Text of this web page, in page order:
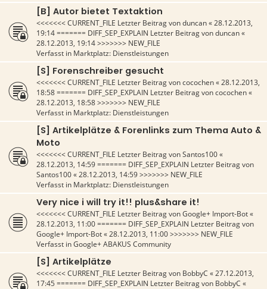
[B] Autor bietet Textaktion
<<<<<<< CURRENT_FILE Letzter Beitrag vonduncan«28.12.2013,
19:14======= DIFF_SEP_EXPLAIN Letzter Beitrag vonduncan«
28.12.2013, 19:14>>>>>>> NEW_FILE
Verfasst in Marktplatz: Dienstleistungen
[S] Forenschreiber gesucht
<<<<<<< CURRENT_FILE Letzter Beitrag voncocochen«28.12.2013,
18:58======= DIFF_SEP_EXPLAIN Letzter Beitrag voncocochen«
28.12.2013, 18:58>>>>>>> NEW_FILE
Verfasst in Marktplatz: Dienstleistungen
[S] Artikelplätze & Forenlinks zum Thema Auto &
Moto
<<<<<<< CURRENT_FILE Letzter Beitrag vonSantos100«
28.12.2013, 14:59======= DIFF_SEP_EXPLAIN Letzter Beitrag von
Santos100«28.12.2013, 14:59>>>>>>> NEW_FILE
Verfasst in Marktplatz: Dienstleistungen
Very nice i will try it!! plus&share it!
<<<<<<< CURRENT_FILE Letzter Beitrag vonGoogle+ Import-Bot«
28.12.2013, 11:00======= DIFF_SEP_EXPLAIN Letzter Beitrag von
Google+ Import-Bot«28.12.2013, 11:00>>>>>>> NEW_FILE
Verfasst inGoogle+ ABAKUS Community
[S] Artikelplätze
<<<<<<< CURRENT_FILE Letzter Beitrag von BobbyC «27.12.2013,
17:45======= DIFF_SEP_EXPLAIN Letzter Beitrag von BobbyC «